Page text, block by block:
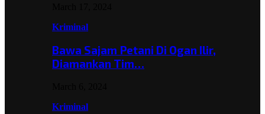
Kriminal
Bawa Sajam Petani Di Ogan Ilir,
Diamankan Tim…
Kriminal